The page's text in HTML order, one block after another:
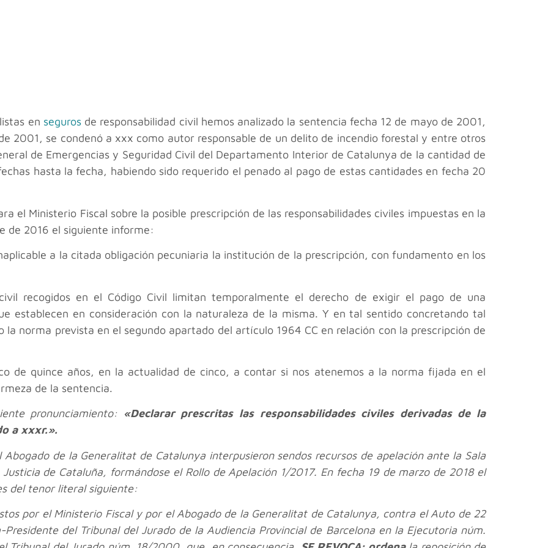
en segurosde responsabilidad civil hemos analizado la sentencia fecha 12 de mayo de 2001,
2001, se condenó a xxx como autor responsable de un delito de incendio forestal y entre otros
de Emergencias y Seguridad Civil del Departamento Interior de Catalunya de la cantidad de
hasta la fecha, habiendo sido requerido el penado al pago de estas cantidades en fecha 20
el Ministerio Fiscal sobre la posible prescripción de las responsabilidades civiles impuestas en la
de 2016 el siguiente informe:
a la citada obligación pecuniaria la institución de la prescripción, con fundamento en los
recogidos en el Código Civil limitan temporalmente el derecho de exigir el pago de una
establecen en consideración con la naturaleza de la misma. Y en tal sentido concretando tal
la norma prevista en el segundo apartado del artículo 1964 CC en relación con la prescripción de
de quince años, en la actualidad de cinco, a contar si nos atenemos a la norma fijada en el
de la sentencia.
pronunciamiento: «Declarar prescritas las responsabilidades civiles derivadas de la
a xxxr.».
de la Generalitat de Catalunya interpusieron sendos recursos de apelación ante la Sala
de Cataluña, formándose el Rollo de Apelación 1/2017. En fecha 19 de marzo de 2018 el
del tenor literal siguiente:
por el Ministerio Fiscal y por el Abogado de la Generalitat de Catalunya, contra el Auto de 22
del Tribunal del Jurado de la Audiencia Provincial de Barcelona en la Ejecutoria núm.